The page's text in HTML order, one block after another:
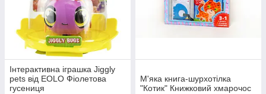
Інтерактивна іграшка Jiggly
pets від EOLO Фіолетова
гусениця
М'яка книга-шурхотілка
"Котик" Книжковий хмарочос